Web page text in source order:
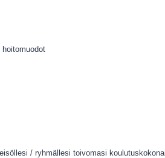
/ ryhmällesi toivomasi